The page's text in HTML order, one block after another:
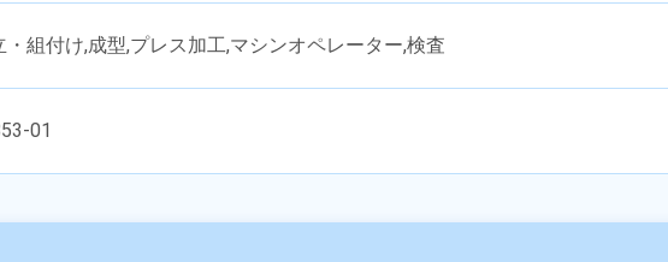
・組付け,成型,プレス加工,マシンオペレーター,検査
01